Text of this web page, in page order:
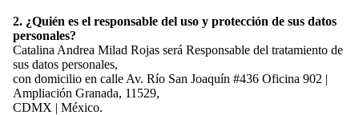
2. ¿Quién es el responsable del uso y protección de sus datos
personales?
Catalina Andrea Milad Rojas será Responsable del tratamiento de
sus datos personales,
con domicilio en calle Av. Río San Joaquín #436 Oficina 902 |
Ampliación Granada, 11529,
CDMX | México.